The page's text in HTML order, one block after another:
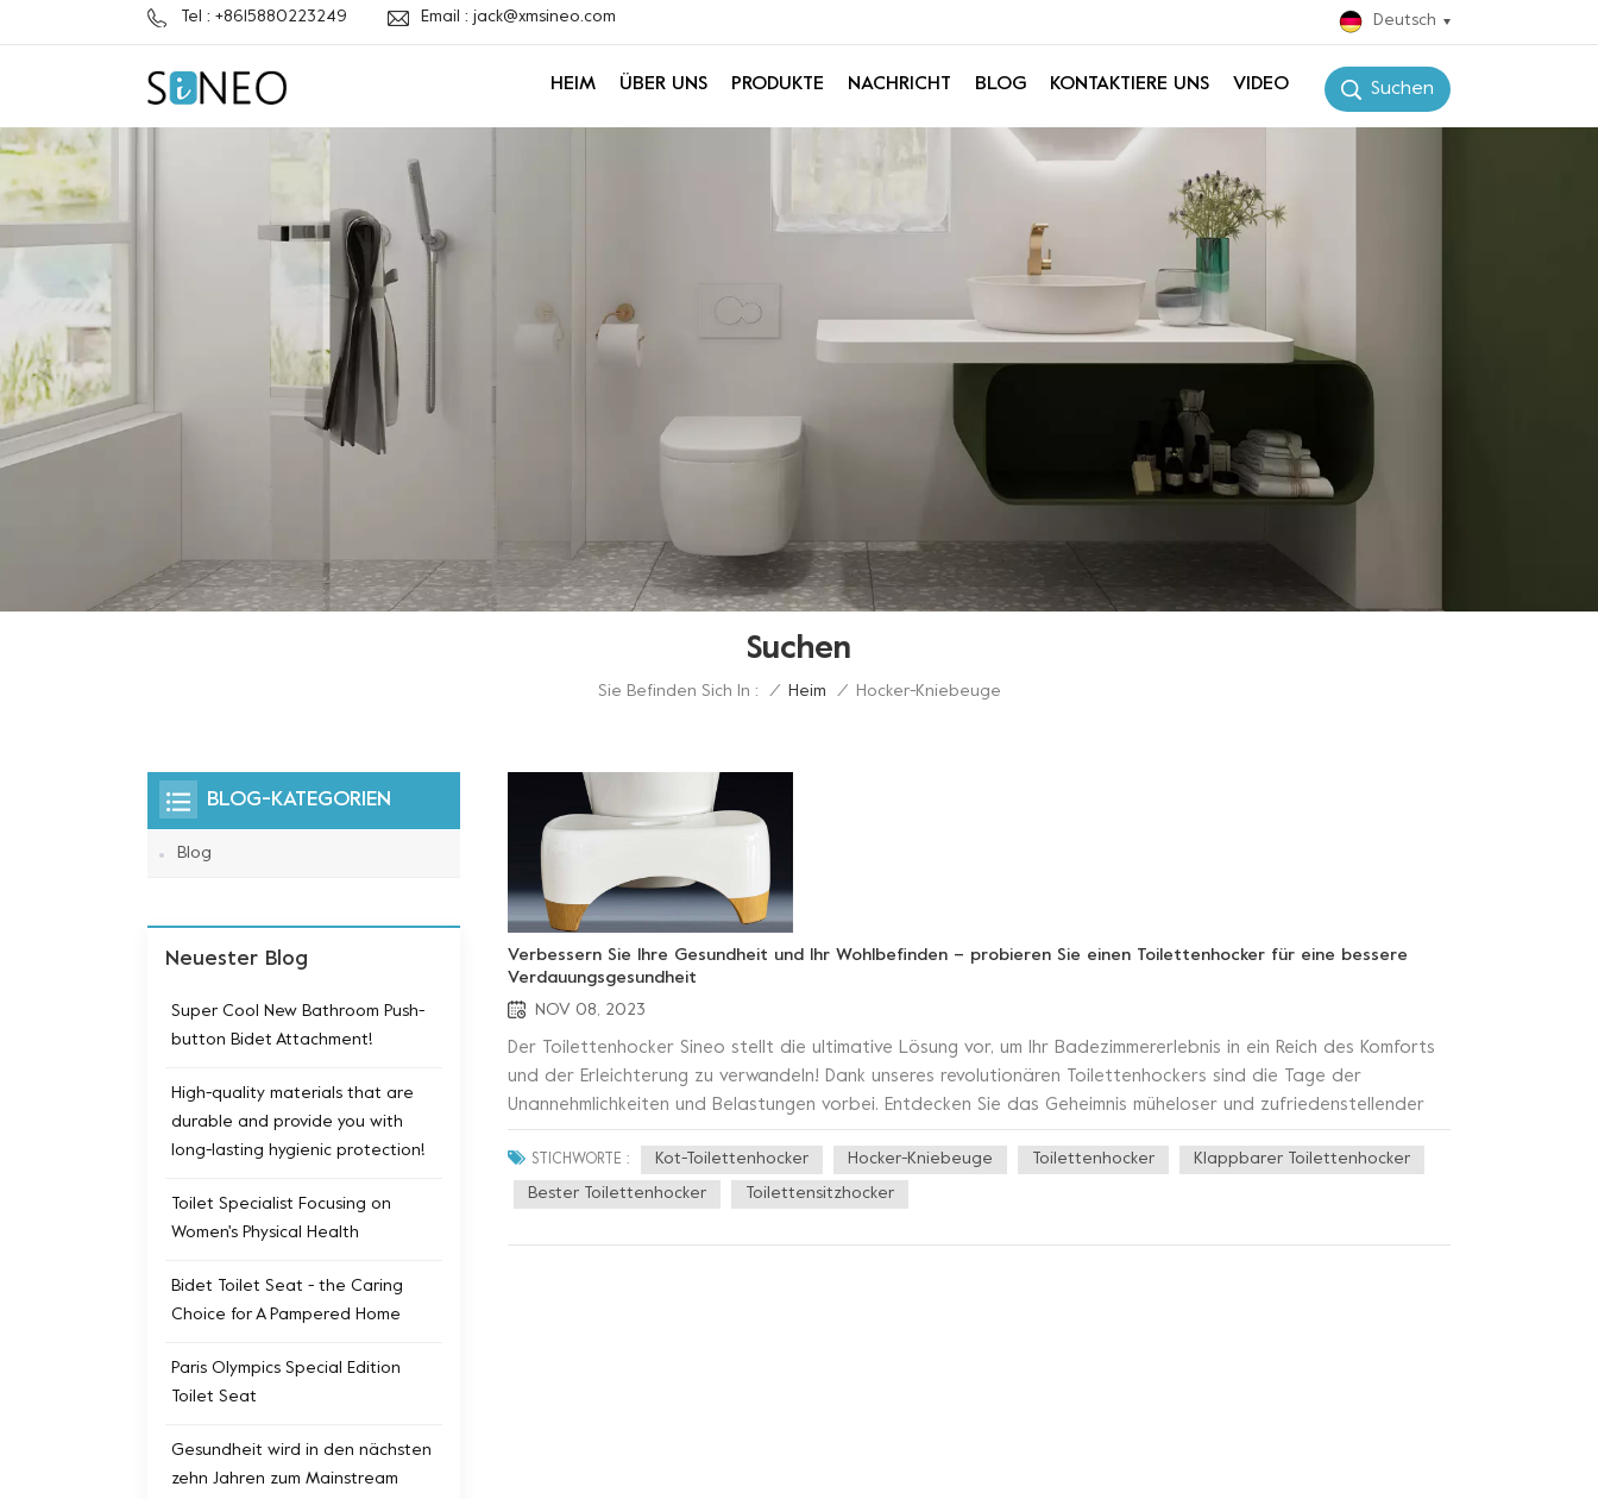
Tel : +8615880223249 Email : jack@xmsineo.com Deutsch
Suchen
HEIM ÜBER UNS PRODUKTE NACHRICHT BLOG KONTAKTIERE UNS VIDEO
Suchen
Sie Befinden Sich In : / Heim / Hocker-Kniebeuge
Verbessern Sie Ihre Gesundheit und Ihr Wohlbefinden – probieren Sie einen Toilettenhocker für eine bessere
Verdauungsgesundheit
NOV 08, 2023
Der Toilettenhocker Sineo stellt die ultimative Lösung vor, um Ihr Badezimmererlebnis in ein Reich des Komforts
und der Erleichterung zu verwandeln! Dank unseres revolutionären Toilettenhockers sind die Tage der
Unannehmlichkeiten und Belastungen vorbei. Entdecken Sie das Geheimnis müheloser und zufriedenstellender
„geschäftlicher“ Transaktionen mit dieser bahnbrechenden Ergänzung Ihrer Toilette. Der mit Präzision und einem
Hauch von Eleganz gefertigte Sineo-Toilettenhocker soll Ihnen dabei helfen, die perfekte Haltung beim
Stuhlgang einzunehmen. Seine ergonomische Form und Höhe sorgen dafür, dass Sie den idealen Winkel
Diese geniale Erfindung verbessert Stil und Funktionalität und passt perfekt in jedes Badezimmer. Sein
STICHWORTE : Kot-Toilettenhocker Hocker-Kniebeuge Toilettenhocker Klappbarer Toilettenhocker
Bester Toilettenhocker Toilettensitzhocker
BLOG-KATEGORIEN
Blog
Neuester Blog
Super Cool New Bathroom Push-
button Bidet Attachment!
High-quality materials that are
durable and provide you with
long-lasting hygienic protection!
Toilet Specialist Focusing on
Women's Physical Health
Bidet Toilet Seat - the Caring
Choice for A Pampered Home
Paris Olympics Special Edition
Toilet Seat
Gesundheit wird in den nächsten
zehn Jahren zum Mainstream